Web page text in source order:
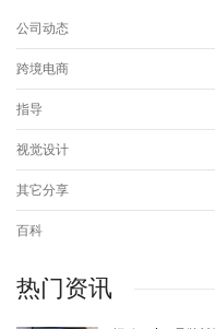
公司动态
跨境电商
指导
视觉设计
其它分享
百科
热门资讯